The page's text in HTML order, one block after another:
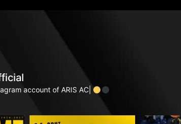
account of ARIS AC|